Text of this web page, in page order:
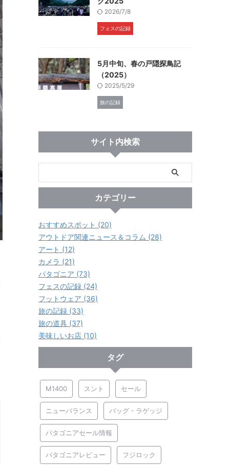
2026/7/8
フェスの記録
5月中旬、春の戸隠探鳥記
（2025）
2025/5/29
旅の記録
サイト内検索
カテゴリー
おすすめスポット (20)
アウトドア関連ニュース＆コラム (28)
アート (12)
カメラ (21)
パタゴニア (73)
フェスの記録 (24)
フットウェア (36)
旅の記録 (33)
旅の道具 (37)
美味しいお店 (10)
タグ
M1400 スント セール
ニューバランス バッグ・ラゲッジ
パタゴニアセール情報
パタゴニアレビュー フジロック